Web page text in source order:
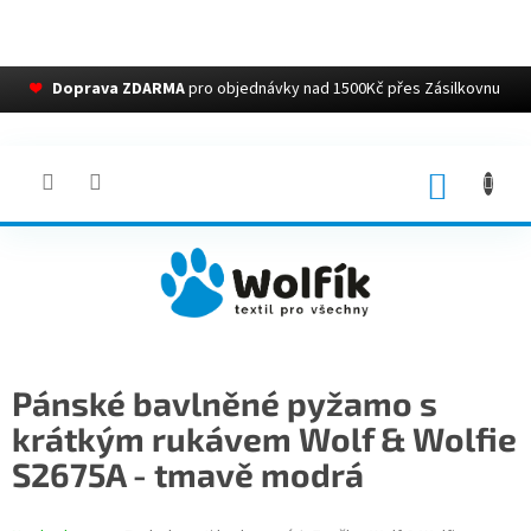
❤ Doprava ZDARMApro objednávky nad 1500Kč přes Zásilkovnu
Pánské bavlněné pyžamo s
krátkým rukávem Wolf & Wolfie
S2675A - tmavě modrá